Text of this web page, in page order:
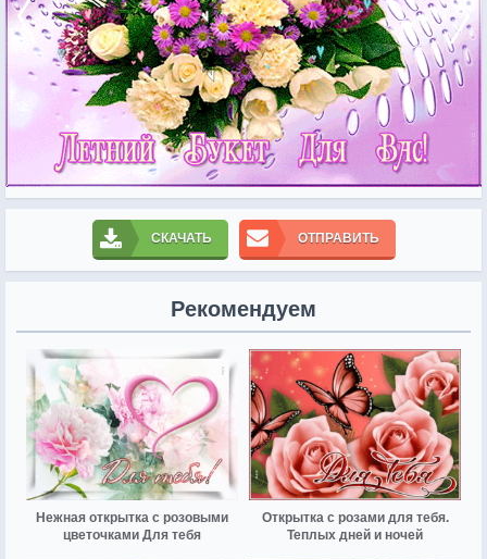
СКАЧАТЬ ОТПРАВИТЬ
Рекомендуем
Нежная открытка с розовыми
цветочками Для тебя
Открытка с розами для тебя.
Теплых дней и ночей